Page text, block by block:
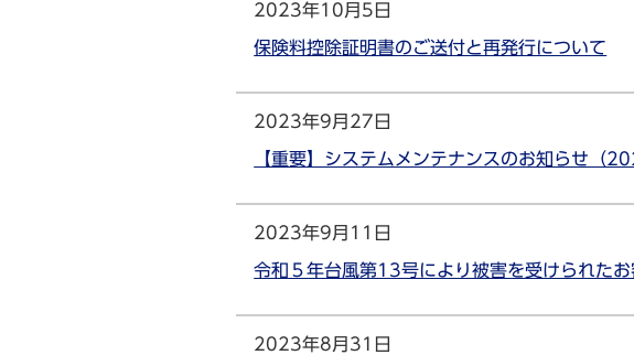
2023年10月5日
保険料控除証明書のご送付と再発行について
2023年9月27日
【重要】システムメンテナンスのお知らせ（
2023年9月11日
令和５年台風第13号により被害を受けられた
2023年8月31日